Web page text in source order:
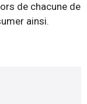
de chacune de
ainsi.